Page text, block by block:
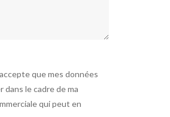
que mes données
le cadre de ma
qui peut en